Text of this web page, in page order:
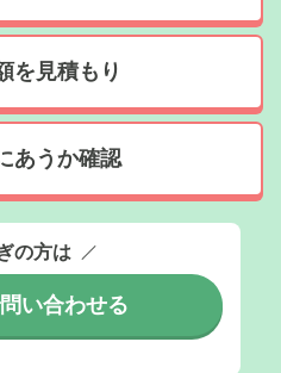
を見積もり
あうか確認
の方は
い合わせる